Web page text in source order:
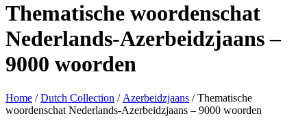
Thematische woordenschat
Nederlands-Azerbeidzjaans –
9000 woorden
Home /Dutch Collection / Azerbeidzjaans / Thematische
woordenschat Nederlands-Azerbeidzjaans – 9000 woorden